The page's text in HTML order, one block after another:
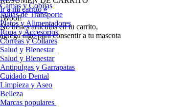
Ir a mi carrito »
¡Woof!
No tíenes artículos en tu carrito,
agrega algo para consentir a tu mascota
Camas y Cobijas
Jaulas de Transporte
Platos y Alimentadores
Ropa y Accesorios
Correas y Collares
Salud y Bienestar
Salud y Bienestar
Antipulgas y Garrapatas
Cuidado Dental
Limpieza y Aseo
Belleza
Marcas populares